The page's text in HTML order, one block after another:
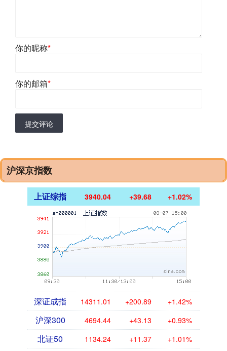
你的昵称*
你的邮箱*
提交评论
沪深京指数
上证综指 3940.04 +39.68 +1.02%
深证成指 14311.01 +200.89 +1.42%
沪深300 4694.44 +43.13 +0.93%
北证50 1134.24 +11.37 +1.01%